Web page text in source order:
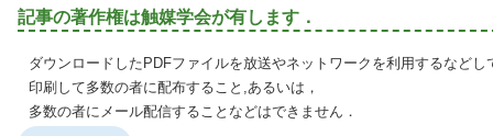
記事の著作権は触媒学会が有します．
ダウンロードしたPDFファイルを放送やネットワークを利用するなど
印刷して多数の者に配布すること,あるいは，
多数の者にメール配信することなどはできません．